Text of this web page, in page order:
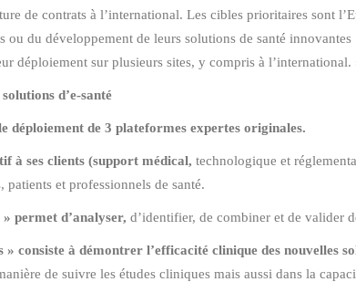
de contrats à l’international. Les cibles prioritaires sont
ou du développement de leurs solutions de santé
déploiement sur plusieurs sites, y compris à l’international.
d’e-santé
déploiement de 3 plateformes expertes originales.
à ses clients (support médical, technologique et
patients et professionnels de santé.
permet d’analyser, d’identifier, de combiner et de valider
consiste à démontrer l’efficacité clinique des nouvelles
de suivre les études cliniques mais aussi dans la